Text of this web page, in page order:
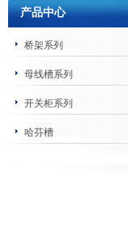
产品中心
桥架系列
母线槽系列
开关柜系列
哈芬槽